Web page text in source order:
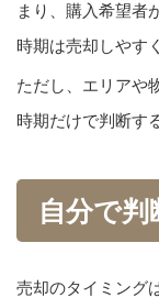
まり、購入希望者
時期は売却しやす
ただし、エリアや
時期だけで判断す
自分で
売却のタイミング